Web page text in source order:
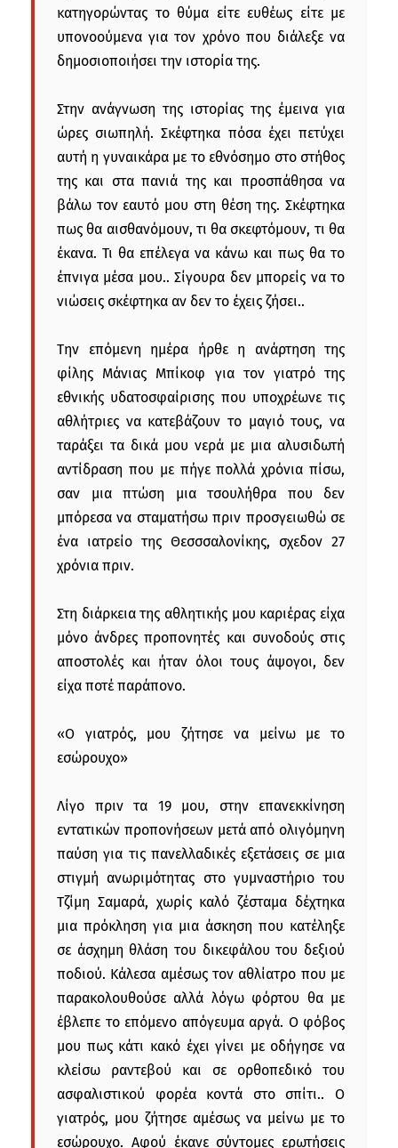
κατηγορώντας το θύμα είτε ευθέως είτε με
υπονοούμενα για τον χρόνο που διάλεξε να
δημοσιοποιήσει την ιστορία της.
Στην ανάγνωση της ιστορίας της έμεινα για
ώρες σιωπηλή. Σκέφτηκα πόσα έχει πετύχει
αυτή η γυναικάρα με το εθνόσημο στο στήθος
της και στα πανιά της και προσπάθησα να
βάλω τον εαυτό μου στη θέση της. Σκέφτηκα
πως θα αισθανόμουν, τι θα σκεφτόμουν, τι θα
έκανα. Τι θα επέλεγα να κάνω και πως θα το
έπνιγα μέσα μου.. Σίγουρα δεν μπορείς να το
νιώσεις σκέφτηκα αν δεν το έχεις ζήσει..
Την επόμενη ημέρα ήρθε η ανάρτηση της
φίλης Μάνιας Μπίκοφ για τον γιατρό της
εθνικής υδατοσφαίρισης που υποχρέωνε τις
αθλήτριες να κατεβάζουν το μαγιό τους, να
ταράξει τα δικά μου νερά με μια αλυσιδωτή
αντίδραση που με πήγε πολλά χρόνια πίσω,
σαν μια πτώση μια τσουλήθρα που δεν
μπόρεσα να σταματήσω πριν προσγειωθώ σε
ένα ιατρείο της Θεσσσαλονίκης, σχεδον 27
χρόνια πριν.
Στη διάρκεια της αθλητικής μου καριέρας είχα
μόνο άνδρες προπονητές και συνοδούς στις
αποστολές και ήταν όλοι τους άψογοι, δεν
είχα ποτέ παράπονο.
«Ο γιατρός, μου ζήτησε να μείνω με το
εσώρουχο»
Λίγο πριν τα 19 μου, στην επανεκκίνηση
εντατικών προπονήσεων μετά από ολιγόμηνη
παύση για τις πανελλαδικές εξετάσεις σε μια
στιγμή ανωριμότητας στο γυμναστήριο του
Τζίμη Σαμαρά, χωρίς καλό ζέσταμα δέχτηκα
μια πρόκληση για μια άσκηση που κατέληξε
σε άσχημη θλάση του δικεφάλου του δεξιού
ποδιού. Κάλεσα αμέσως τον αθλίατρο που με
παρακολουθούσε αλλά λόγω φόρτου θα με
έβλεπε το επόμενο απόγευμα αργά. Ο φόβος
μου πως κάτι κακό έχει γίνει με οδήγησε να
κλείσω ραντεβού και σε ορθοπεδικό του
ασφαλιστικού φορέα κοντά στο σπίτι.. Ο
γιατρός, μου ζήτησε αμέσως να μείνω με το
εσώρουχο. Αφού έκανε σύντομες ερωτήσεις